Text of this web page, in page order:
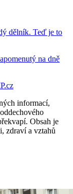
dělník. Teď je to
na dně
informací,
Obsah je
zdraví a vztahů